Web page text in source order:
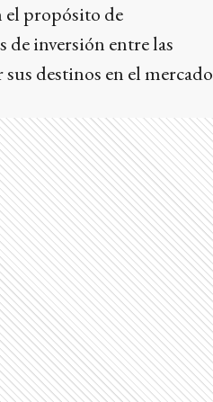
el propósito de
inversión entre las
destinos en el mercado